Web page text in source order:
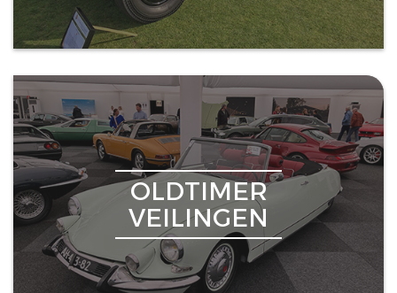
OLDTIMER
VEILINGEN